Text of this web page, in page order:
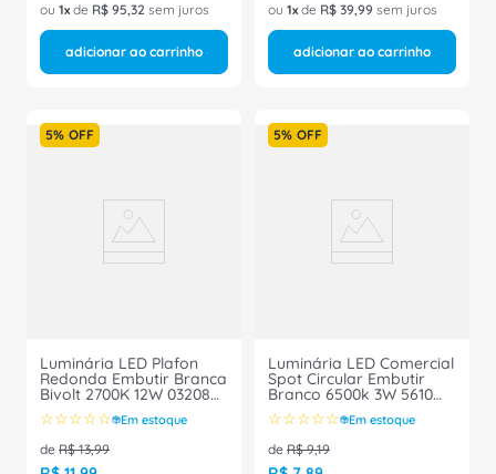
ou 1 de R$ 95,32 sem juros
adicionar ao carrinho
ou 1 de R$ 39,99 sem juros
adicionar ao carrinho
5% OFF
Luminária LED Plafon
Redonda Embutir Branca
Bivolt 2700K 12W 03208A
Ourolux
☆☆☆☆☆ Em estoque
de R$ 13,99
5% OFF
Luminária LED Comercial
Spot Circular Embutir
Branco 6500k 3W 5610
Ourolux
☆☆☆☆☆ Em estoque
de R$ 9,19